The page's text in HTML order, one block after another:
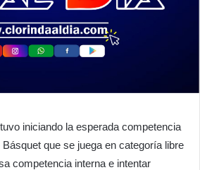
iniciando la esperada competencia
que se juega en categoría libre
competencia interna e intentar